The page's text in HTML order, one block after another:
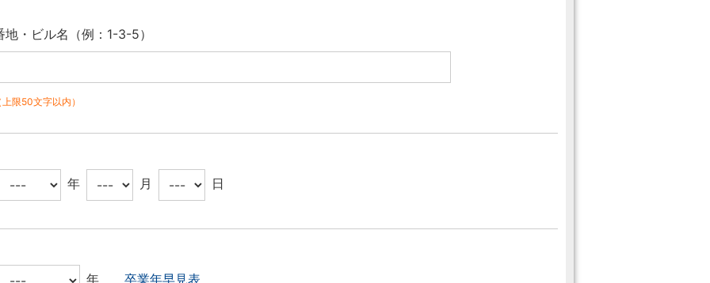
地・ビル名（例：1-3-5）
上限50文字以内）
年 月 日
年 卒業年早見表